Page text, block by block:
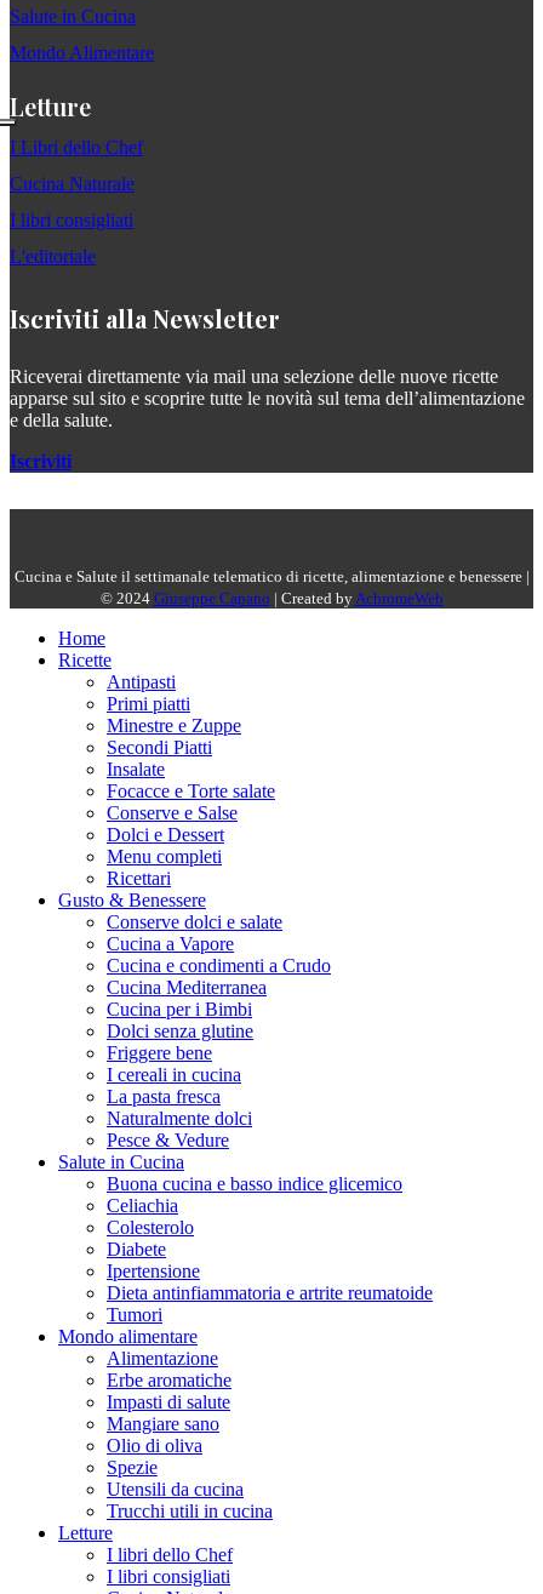
Salute in Cucina
Mondo Alimentare
Letture
I Libri dello Chef
Cucina Naturale
I libri consigliati
L'editoriale
Iscriviti alla Newsletter
Riceverai direttamente via mail una selezione delle nuove ricette
apparse sul sito e scoprire tutte le novità sul tema dell’alimentazione
e della salute.
Iscriviti
Cucina e Salute il settimanale telematico di ricette, alimentazione e benessere |
© 2024 Giuseppe Capano | Created byAchromeWeb
Home
Ricette
Antipasti
Primi piatti
Minestre e Zuppe
Secondi Piatti
Insalate
Focacce e Torte salate
Conserve e Salse
Dolci e Dessert
Menu completi
Ricettari
Gusto & Benessere
Conserve dolci e salate
Cucina a Vapore
Cucina e condimenti a Crudo
Cucina Mediterranea
Cucina per i Bimbi
Dolci senza glutine
Friggere bene
I cereali in cucina
La pasta fresca
Naturalmente dolci
Pesce & Vedure
Salute in Cucina
Buona cucina e basso indice glicemico
Celiachia
Colesterolo
Diabete
Ipertensione
Dieta antinfiammatoria e artrite reumatoide
Tumori
Mondo alimentare
Alimentazione
Erbe aromatiche
Impasti di salute
Mangiare sano
Olio di oliva
Spezie
Utensili da cucina
Trucchi utili in cucina
Letture
I libri dello Chef
I libri consigliati